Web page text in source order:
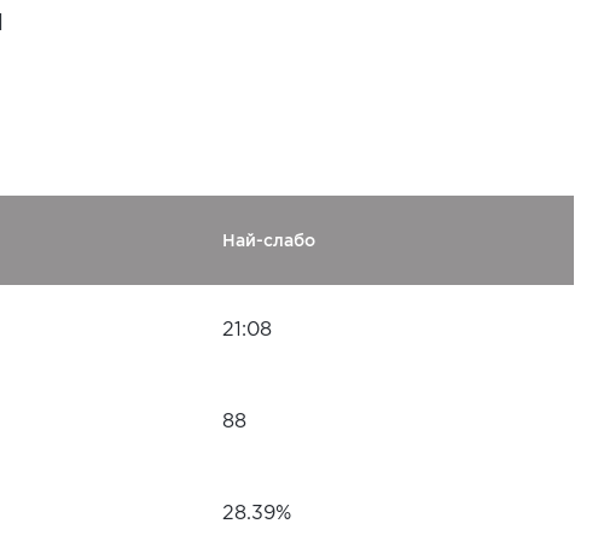
Най-слабо
21:08
88
28.39%